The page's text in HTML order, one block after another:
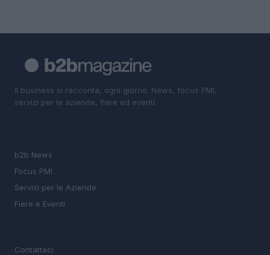
Il business si racconta, ogni giorno. News, focus PMI,
servizi per le aziende, fiere ed eventi.
b2b News
Focus PMI
Servizi per le Aziende
Fiere e Eventi
Contattaci